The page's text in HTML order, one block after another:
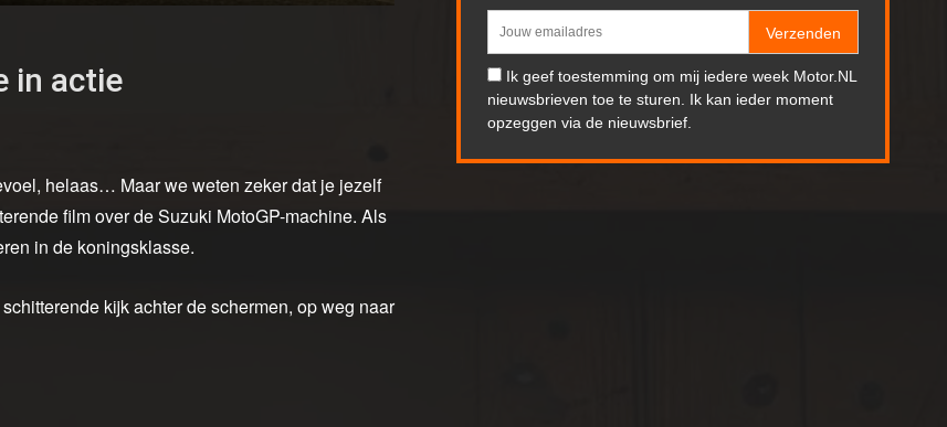
in actie
helaas… Maar we weten zeker dat je jezelf
film over de Suzuki MotoGP-machine. Als
in de koningsklasse.
kijk achter de schermen, op weg naar
Verzenden
Ik geef toestemming om mij iedere week Motor.NL
nieuwsbrieven toe te sturen. Ik kan ieder moment
opzeggen via de nieuwsbrief.